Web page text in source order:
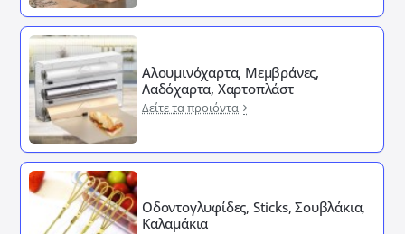
Αλουμινόχαρτα, Μεμβράνες,
Λαδόχαρτα, Χαρτοπλάστ
Δείτε τα προιόντα
Οδοντογλυφίδες, Sticks, Σουβλάκια,
Καλαμάκια